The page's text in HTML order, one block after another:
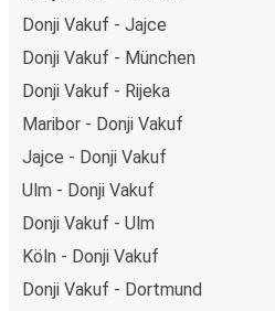
Donji Vakuf - Jajce
Donji Vakuf - München
Donji Vakuf - Rijeka
Maribor - Donji Vakuf
Jajce - Donji Vakuf
Ulm - Donji Vakuf
Donji Vakuf - Ulm
Köln - Donji Vakuf
Donji Vakuf - Dortmund